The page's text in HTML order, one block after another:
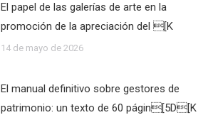
El papel de las galerías de arte en la
promoción de la apreciación del [K
14 de mayo de 2026
El manual definitivo sobre gestores de
patrimonio: un texto de 60 págin[5D[K